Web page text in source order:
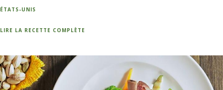
ÉTATS-UNIS
LIRE LA RECETTE COMPLÈTE